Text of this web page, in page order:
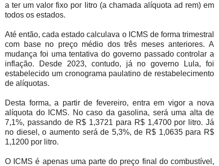
a ter um valor fixo por litro (a chamada alíquota ad rem) em
todos os estados.
Até então, cada estado calculava o ICMS de forma trimestral
com base no preço médio dos três meses anteriores. A
mudança foi uma tentativa do governo passado controlar a
inflação. Desde 2023, contudo, já no governo Lula, foi
estabelecido um cronograma paulatino de restabelecimento
de alíquotas.
Desta forma, a partir de fevereiro, entra em vigor a nova
alíquota do ICMS. No caso da gasolina, será uma alta de
7,1%, passando de R$ 1,3721 para R$ 1,4700 por litro. Já
no diesel, o aumento será de 5,3%, de R$ 1,0635 para R$
1,1200 por litro.
O ICMS é apenas uma parte do preço final do combustível,